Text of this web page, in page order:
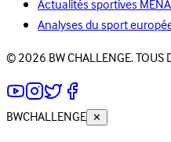
Actualités sportives MENA
Analyses du sport
© 2026 BW CHALLENGE. TOUS
BWCHALLENGE ✕